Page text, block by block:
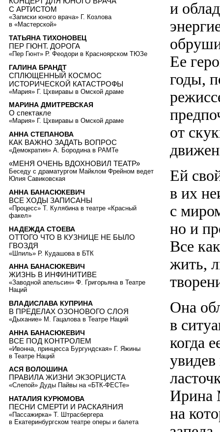
и
Ее
годы,
от
Ей
в их
с
но и
Все
жить,
Она
в
когда
Ирина
на
С АРТИСТОМ
«Записки юного врача» Г. Козлова
в «Мастерской»
ТАТЬЯНА ТИХОНОВЕЦ
ПЕР ГЮНТ. ДОРОГА
«Пер Гюнт» Р. Феодори в Красноярском ТЮЗе
ГАЛИНА БРАНДТ
СПЛЮЩЕННЫЙ КОСМОС
ИСТОРИЧЕСКОЙ КАТАСТРОФЫ
«Мария» Г. Цхвиравы в Омской драме
МАРИНА ДМИТРЕВСКАЯ
О спектакле
«Мария» Г. Цхвиравы в Омской драме
АННА СТЕПАНОВА
КАК ВАЖНО ЗАДАТЬ ВОПРОС
«Демократия» А. Бородина в РАМТе
«МЕНЯ ОЧЕНЬ ВДОХНОВИЛ ТЕАТР»
Беседу с драматургом Майклом Фрейном ведет
Юлия Савиковская
АННА БАНАСЮКЕВИЧ
ВСЕ ХОДЫ ЗАПИСАНЫ
«Процесс» Т. Кулябина в театре «Красный
факел»
НАДЕЖДА СТОЕВА
ОТТОГО ЧТО В КУЗНИЦЕ НЕ БЫЛО
ГВОЗДЯ
«Шпиль» Р. Кудашова в БТК
АННА БАНАСЮКЕВИЧ
ЖИЗНЬ В ИНФИНИТИВЕ
«Заводной апельсин» Ф. Григорьяна в Театре
Наций
ВЛАДИСЛАВА КУПРИНА
В ПРЕДЕЛАХ ОЗОНОВОГО СЛОЯ
«Дыхание» М. Гацалова в Театре Наций
АННА БАНАСЮКЕВИЧ
ВСЕ ПОД КОНТРОЛЕМ
«Ивонна, принцесса Бургундская» Г. Яжины
в Театре Наций
АСЯ ВОЛОШИНА
ПРАВИЛА ЖИЗНИ ЭКЗОРЦИСТА
«Слепой» Дуды Пайвы на «БТК-ФЕСТе»
НАТАЛИЯ КУРЮМОВА
ПЕСНИ СМЕРТИ И РАСКАЯНИЯ
«Пассажирка» Т. Штрасбергера
в Екатеринбургском театре оперы и балета